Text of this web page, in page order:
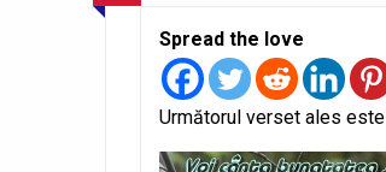
Spread the love
Următorul verset ales este